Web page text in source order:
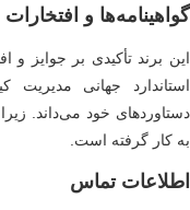
و افتخارات
برند تأکیدی بر جوایز و
خود می‌داند.
کار گرفته است.
تماس